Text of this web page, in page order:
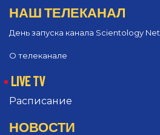
НАШ ТЕЛЕКАНАЛ
День запуска канала Scientology
О телеканале
LIVE TV
Расписание
НОВОСТИ